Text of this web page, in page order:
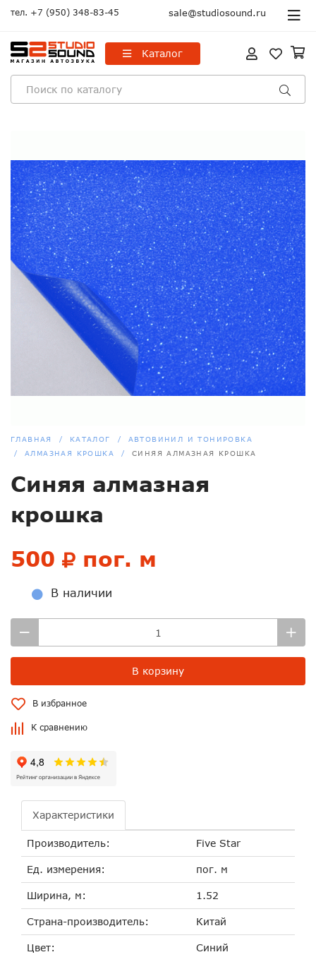
тел. +7 (950) 348-83-45 sale@studiosound.ru
Каталог
ГЛАВНАЯ КАТАЛОГ
АВТОВИНИЛ И ТОНИРОВКА
АЛМАЗНАЯ КРОШКА
СИНЯЯ АЛМАЗНАЯ КРОШКА
Синяя алмазная
крошка
500
пог. м
В наличии
В корзину
В избранное
К сравнению
Характеристики
Производитель: Five Star
Ед. измерения: пог. м
Ширина, м: 1.52
Страна-производитель: Китай
Цвет: Синий